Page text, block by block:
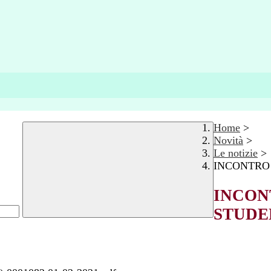
Home >
Novità >
Le notizie >